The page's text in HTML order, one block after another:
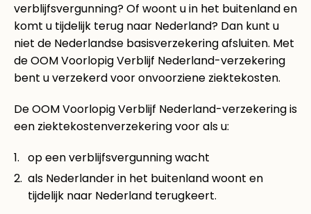
verblijfsvergunning? Of woont u in het buitenland en
komt u tijdelijk terug naar Nederland? Dan kunt u
niet de Nederlandse basisverzekering afsluiten. Met
de OOM Voorlopig Verblijf Nederland-verzekering
bent u verzekerd voor onvoorziene ziektekosten.
De OOM Voorlopig Verblijf Nederland-verzekering is
een ziektekostenverzekering voor als u:
op een verblijfsvergunning wacht
als Nederlander in het buitenland woont en
tijdelijk naar Nederland terugkeert.